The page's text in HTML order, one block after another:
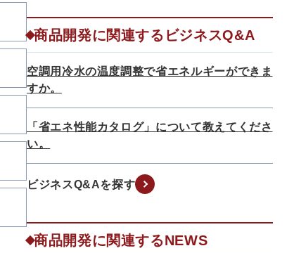
商品開発に関連するビジネスQ&A
空調用冷水の温度調整で省エネルギーができま
すか。
「省エネ性能カタログ」について教えてくださ
い。
ビジネスQ&Aを探す
商品開発に関連するNEWS